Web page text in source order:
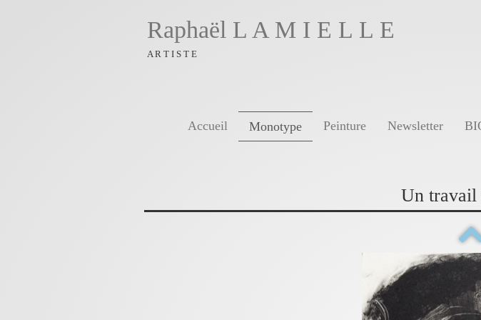
Raphaël L A M I E L L E
A R T I S T E
Accueil Monotype Peinture Newsletter
Un travail